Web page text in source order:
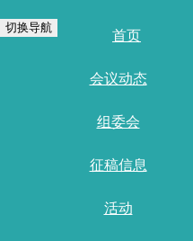
切换导航
首页
会议动态
组委会
征稿信息
活动